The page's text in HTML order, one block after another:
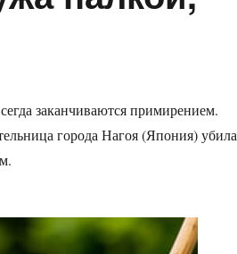
заканчиваются примирением.
города Нагоя (Япония) убила